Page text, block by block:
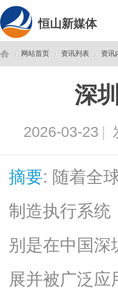
恒山新媒体
网站首页 资讯列表
›
资讯
深
2026-03-23 |
摘要: 随着全
制造执行系统
别是在中国深
展并被广泛